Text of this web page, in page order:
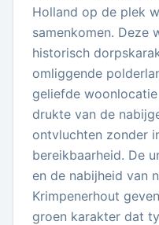
Holland op de plek
samenkomen. Deze
historisch
omliggende
geliefde
drukte van de
ontvluchten zonder
bereikbaarheid. De
en de nabijheid van
Krimpenerhout
groen karakter dat